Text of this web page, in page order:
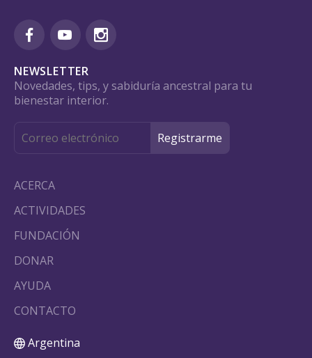
NEWSLETTER
Novedades, tips, y sabiduría ancestral para tu
bienestar interior.
ACERCA
ACTIVIDADES
FUNDACIÓN
DONAR
AYUDA
CONTACTO
Argentina